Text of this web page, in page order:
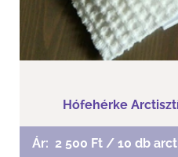
Hófehérke
Ár: 2 500 Ft / 10 db